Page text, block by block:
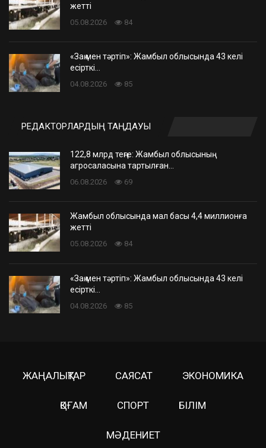
жетті
05.08.2026 84
«Заң мен тәртіп»: Жамбыл облысында 43 келі
есірткі…
04.08.2026 85
РЕДАКТОРЛАРДЫҢ ТАҢДАУЫ
122,8 млрд теңге: Жамбыл облысының
агросаласына тартылған…
06.08.2026 69
Жамбыл облысында мал басы 4,4 миллионға
жетті
05.08.2026 84
«Заң мен тәртіп»: Жамбыл облысында 43 келі
есірткі…
04.08.2026 85
ЖАҢАЛЫҚТАР САЯСАТ ЭКОНОМИКА
ҚОҒАМ СПОРТ БІЛІМ
МӘДЕНИЕТ